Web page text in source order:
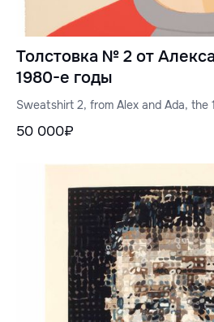
Толстовка № 2 от
1980-е годы
Sweatshirt 2, from Alex and Ada,
50 000₽